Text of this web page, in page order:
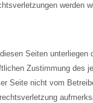
werden
Seiten
Zustimmung
Seite nicht vom